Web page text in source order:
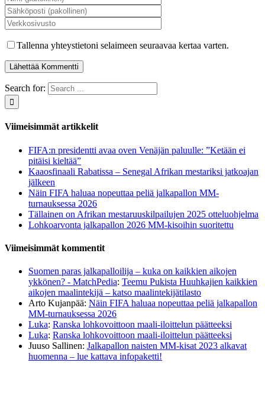
Tallenna yhteystietoni selaimeen seuraavaa kertaa varten.
Search for:
Viimeisimmät artikkelit
FIFA:n presidentti avaa oven Venäjän paluulle: ”Ketään ei
pitäisi kieltää”
Kaaosfinaali Rabatissa – Senegal Afrikan mestariksi jatkoajan
jälkeen
Näin FIFA haluaa nopeuttaa peliä jalkapallon MM-
turnauksessa 2026
Tällainen on Afrikan mestaruuskilpailujen 2025 otteluohjelma
Lohkoarvonta jalkapallon 2026 MM-kisoihin suoritettu
Viimeisimmät kommentit
Suomen paras jalkapalloilija – kuka on kaikkien aikojen
ykkönen? - MatchPedia: Teemu Pukista Huuhkajien kaikkien
aikojen maalintekijä – katso maalintekijätilasto
Arto Kujanpää: Näin FIFA haluaa nopeuttaa peliä jalkapallon
MM-turnauksessa 2026
Luka: Ranska lohkovoittoon maali-iloittelun päätteeksi
Luka: Ranska lohkovoittoon maali-iloittelun päätteeksi
Juuso Sallinen: Jalkapallon naisten MM-kisat 2023 alkavat
huomenna – lue kattava infopaketti!